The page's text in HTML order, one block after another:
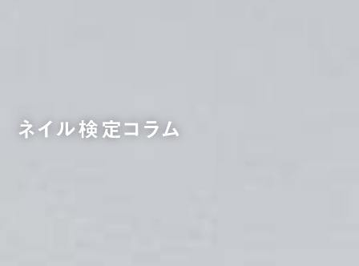
ネイル検定コラム